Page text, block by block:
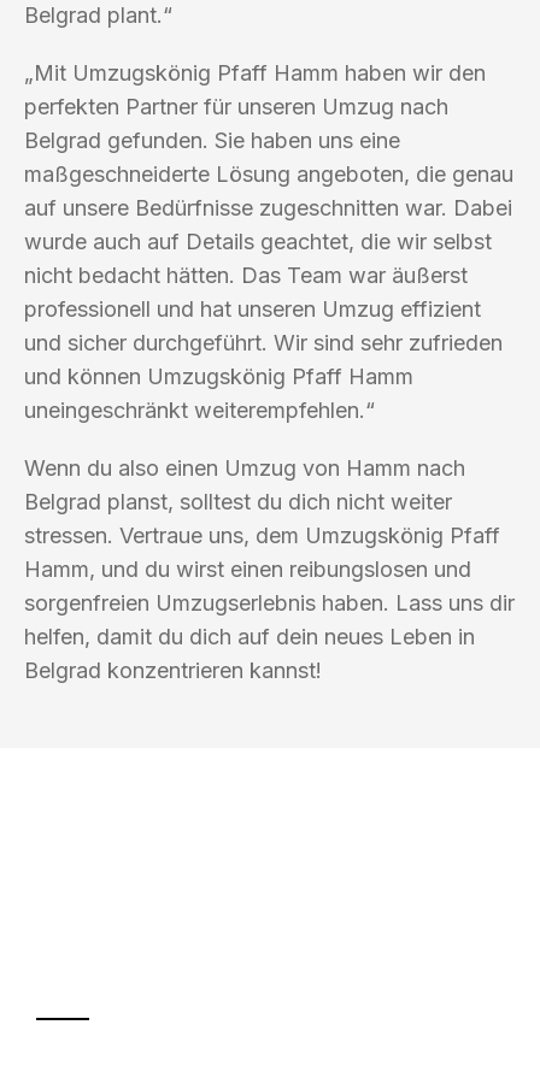
Belgrad plant.“
„Mit Umzugskönig Pfaff Hamm haben wir den
perfekten Partner für unseren Umzug nach
Belgrad gefunden. Sie haben uns eine
maßgeschneiderte Lösung angeboten, die genau
auf unsere Bedürfnisse zugeschnitten war. Dabei
wurde auch auf Details geachtet, die wir selbst
nicht bedacht hätten. Das Team war äußerst
professionell und hat unseren Umzug effizient
und sicher durchgeführt. Wir sind sehr zufrieden
und können Umzugskönig Pfaff Hamm
uneingeschränkt weiterempfehlen.“
Wenn du also einen Umzug von Hamm nach
Belgrad planst, solltest du dich nicht weiter
stressen. Vertraue uns, dem Umzugskönig Pfaff
Hamm, und du wirst einen reibungslosen und
sorgenfreien Umzugserlebnis haben. Lass uns dir
helfen, damit du dich auf dein neues Leben in
Belgrad konzentrieren kannst!